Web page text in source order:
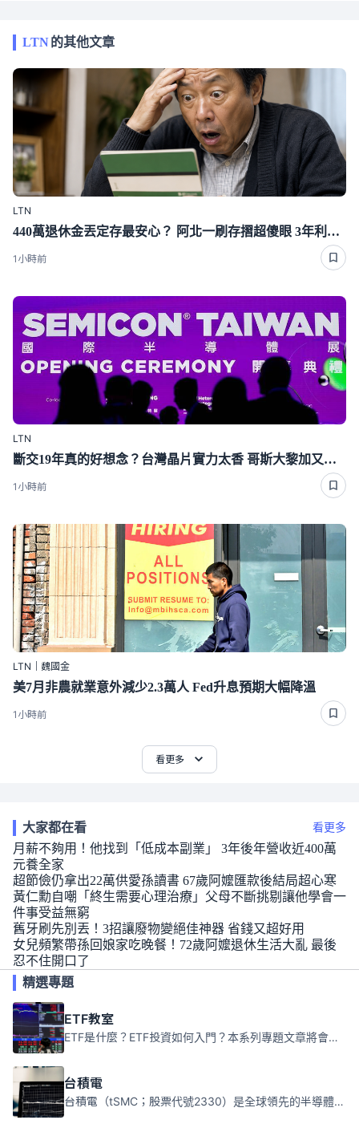
LTN的其他文章
LTN
440萬退休金丟定存最安心？ 阿北一刷存摺超傻眼 3年利息僅1千多
1小時前
LTN
斷交19年真的好想念？台灣晶片實力太香 哥斯大黎加又要來台了
1小時前
LTN｜魏國金
美7月非農就業意外減少2.3萬人 Fed升息預期大幅降溫
1小時前
看更多
大家都在看 看更多
月薪不夠用！他找到「低成本副業」 3年後年營收近400萬
元養全家
超節儉仍拿出22萬供愛孫讀書 67歲阿嬤匯款後結局超心寒
黃仁勳自嘲「終生需要心理治療」父母不斷挑剔讓他學會一
件事受益無窮
舊牙刷先別丟！3招讓廢物變絕佳神器 省錢又超好用
女兒頻繁帶孫回娘家吃晚餐！72歲阿嬤退休生活大亂 最後
忍不住開口了
精選專題
ETF教室
ETF是什麼？ETF投資如何入門？本系列專題文章將會告訴你新手必須知道的ETF基礎知識。
台積電
台積電（tSMC；股票代號2330）是全球領先的半導體代工公司，成立於1987年，總部位於台灣新竹。且已於美國、日本、德國及中國設廠，台積電是全球首家專業積體電路製造服務公司，也是全球最先進和最大規模的半導體代工廠。